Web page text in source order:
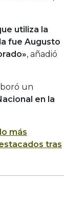
utiliza la
fue Augusto
, añadió
un
en la
más
tras